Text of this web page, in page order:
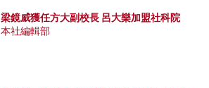
梁鏡威獲任方大副校長 呂大樂加盟社科院
本社編輯部